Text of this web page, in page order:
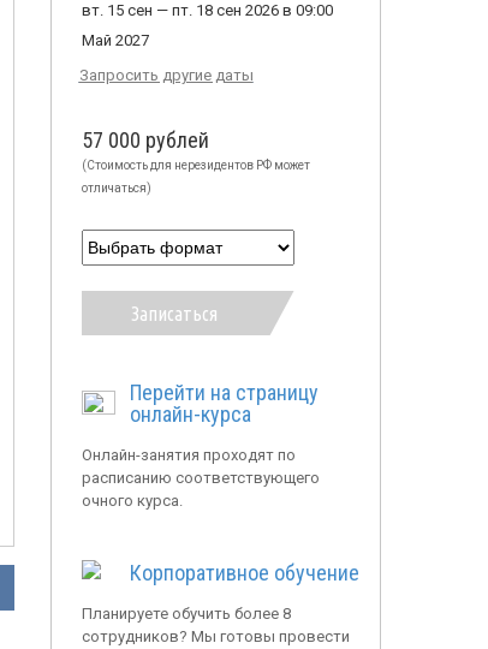
вт. 15 сен — пт. 18 сен 2026 в 09:00
Май 2027
Запросить другие даты
57 000 рублей
(Стоимость для нерезидентов РФ может
отличаться)
Записаться
Перейти на страницу
онлайн-курса
Онлайн-занятия проходят по
расписанию соответствующего
очного курса.
Корпоративное обучение
Планируете обучить более 8
сотрудников? Мы готовы провести